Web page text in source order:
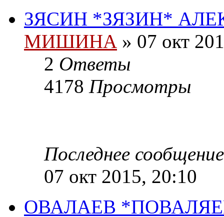
ЗЯСИН *ЗЯЗИН*
МИШИНА » 07 окт
2 Ответы
4178 Просмотры
Последнее
07 окт 2015, 20:10
ОВАЛАЕВ